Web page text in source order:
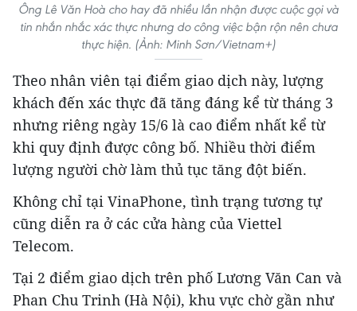
Ông Lê Văn Hoà cho hay đã nhiều lần nhận được cuộc gọi và
tin nhắn nhắc xác thực nhưng do công việc bận rộn nên chưa
thực hiện. (Ảnh: Minh Sơn/Vietnam+)
Theo nhân viên tại điểm giao dịch này, lượng
khách đến xác thực đã tăng đáng kể từ tháng 3
nhưng riêng ngày 15/6 là cao điểm nhất kể từ
khi quy định được công bố. Nhiều thời điểm
lượng người chờ làm thủ tục tăng đột biến.
Không chỉ tại VinaPhone, tình trạng tương tự
cũng diễn ra ở các cửa hàng của Viettel
Telecom.
Tại 2 điểm giao dịch trên phố Lương Văn Can và
Phan Chu Trinh (Hà Nội), khu vực chờ gần như